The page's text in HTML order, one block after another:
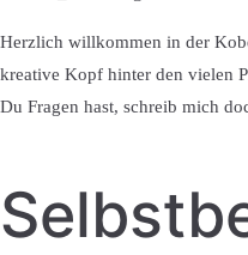
Herzlich willkommen in der
kreative Kopf hinter den vielen
Du Fragen hast, schreib mich